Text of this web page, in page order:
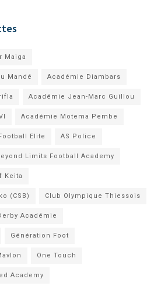
Maiga
Mandé Académie Diambars
Académie Jean-Marc Guillou
Académie Motema Pembe
Elite AS Police
Limits Football Academy
Keita
(CSB) Club Olympique Thiessois
Académie
Génération Foot
One Touch
Academy